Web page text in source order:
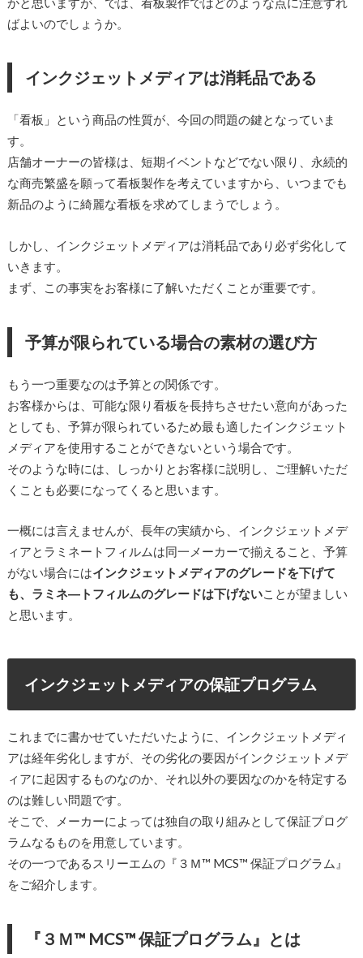
ばよいのでしょうか。
インクジェットメディアは消耗品である
「看板」という商品の性質が、今回の問題の鍵となっていま
す。
店舗オーナーの皆様は、短期イベントなどでない限り、永続的
な商売繁盛を願って看板製作を考えていますから、いつまでも
新品のように綺麗な看板を求めてしまうでしょう。
しかし、インクジェットメディアは消耗品であり必ず劣化して
いきます。
まず、この事実をお客様に了解いただくことが重要です。
予算が限られている場合の素材の選び方
もう一つ重要なのは予算との関係です。
お客様からは、可能な限り看板を長持ちさせたい意向があった
としても、予算が限られているため最も適したインクジェット
メディアを使用することができないという場合です。
そのような時には、しっかりとお客様に説明し、ご理解いただ
くことも必要になってくると思います。
一概には言えませんが、長年の実績から、インクジェットメデ
ィアとラミネートフィルムは同一メーカーで揃えること、予算
がない場合にはインクジェットメディアのグレードを下げて
も、ラミネ―トフィルムのグレードは下げないことが望ましい
と思います。
インクジェットメディアの保証プログラム
これまでに書かせていただいたように、インクジェットメディ
アは経年劣化しますが、その劣化の要因がインクジェットメデ
ィアに起因するものなのか、それ以外の要因なのかを特定する
のは難しい問題です。
そこで、メーカーによっては独自の取り組みとして保証プログ
ラムなるものを用意しています。
その一つであるスリーエムの『３Ｍ™ MCS™ 保証プログラム』
をご紹介します。
『３Ｍ™ MCS™ 保証プログラム』とは